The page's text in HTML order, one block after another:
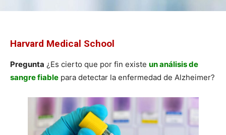
Harvard Medical School
Pregunta ¿Es cierto que por fin existe un análisis de
sangre fiable para detectar la enfermedad de Alzheimer?